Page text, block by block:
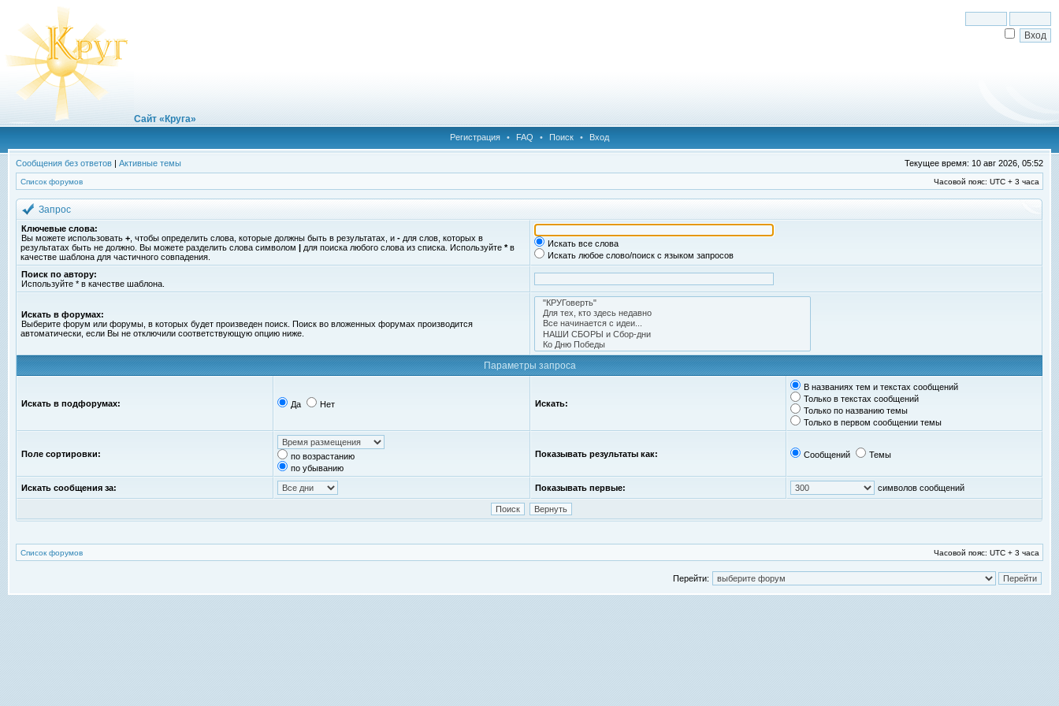
Сайт «Круга»
Регистрация • FAQ • Поиск • Вход
Сообщения без ответов | Активные темы Текущее время: 10 авг 2026, 05:52
Список форумов Часовой пояс: UTC + 3 часа
Запрос
Ключевые слова:
Вы можете использовать + , чтобы определить слова, которые должны быть в результатах, и - для слов, которых в
результатах быть не должно. Вы можете разделить слова символом | для поиска любого слова из списка. Используйте *в
качестве шаблона для частичного совпадения.
Искать все слова
Искать любое слово/поиск с языком запросов
Поиск по автору:
Используйте * в качестве шаблона.
Искать в форумах:
Выберите форум или форумы, в которых будет произведен поиск. Поиск во вложенных форумах производится
автоматически, если Вы не отключили соответствующую опцию ниже.
Параметры запроса
Искать в подфорумах: Да Нет Искать:
В названиях тем и текстах сообщений
Только в текстах сообщений
Только по названию темы
Только в первом сообщении темы
Поле сортировки:
по возрастанию
по убыванию
Показывать результаты как: Сообщений Темы
Искать сообщения за: Показывать первые: символов сообщений
Список форумов Часовой пояс: UTC + 3 часа
Перейти: